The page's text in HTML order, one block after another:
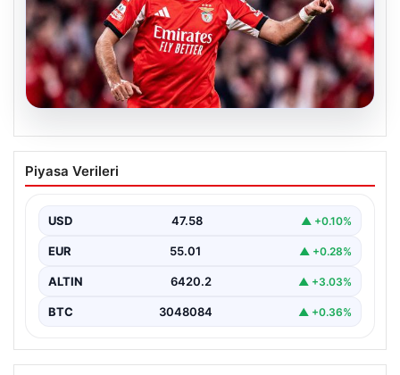
05.08.2026
Fenerbahçe hücuma güç katmak
istiyor: Vangelis Pavlidis gündemde
sorununun çözümü için farklı alternatifleri masaya
yatırıyor. Sarı-lacivertli…
Piyasa Verileri
USD 47.58 ▲ +0.10%
EUR 55.01 ▲ +0.28%
ALTIN 6420.2 ▲ +3.03%
BTC 3048084 ▲ +0.36%